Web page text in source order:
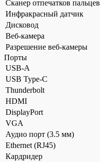
Сканер отпечатков пальцев
Инфракрасный датчик
Дисковод
Веб-камера
Разрешение веб-камеры
Порты
USB-A
USB Type-C
Thunderbolt
HDMI
DisplayPort
VGA
Аудио порт (3.5 мм)
Ethernet (RJ45)
Кардридер